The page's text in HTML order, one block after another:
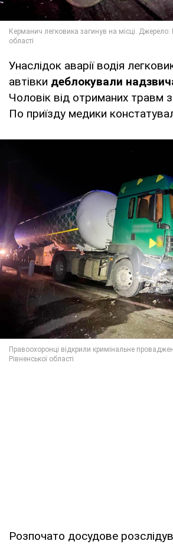
Унаслідок аварії водія
автівки деблокували
Чоловік від отриманих травм
По приїзду медики
Розпочато досудове